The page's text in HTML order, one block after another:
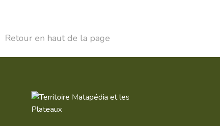
Retour en haut de la page